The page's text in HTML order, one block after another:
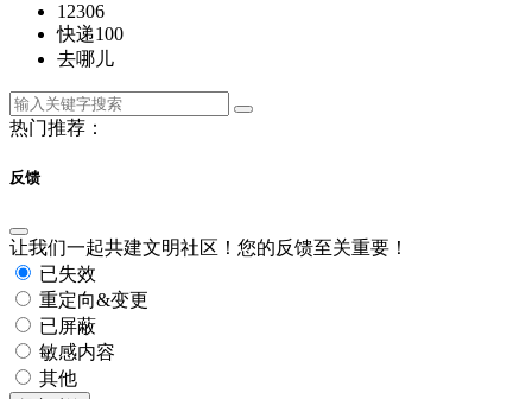
12306
快递100
去哪儿
热门推荐：
反馈
让我们一起共建文明社区！您的反馈至关重要！
已失效
重定向&变更
已屏蔽
敏感内容
其他